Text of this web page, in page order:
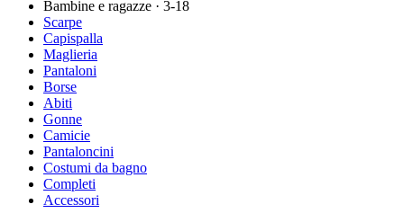
Bambine e ragazze · 3-18
Scarpe
Capispalla
Maglieria
Pantaloni
Borse
Abiti
Gonne
Camicie
Pantaloncini
Costumi da bagno
Completi
Accessori